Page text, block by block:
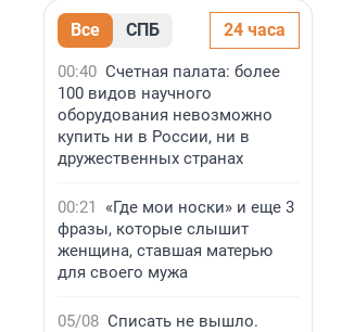
Все СПБ 24 часа
00:40 Счетная палата: более
100 видов научного
оборудования невозможно
купить ни в России, ни в
дружественных странах
00:21
«Где мои носки» и еще 3
фразы, которые слышит
женщина, ставшая матерью
для своего мужа
05/08 Списать не вышло.